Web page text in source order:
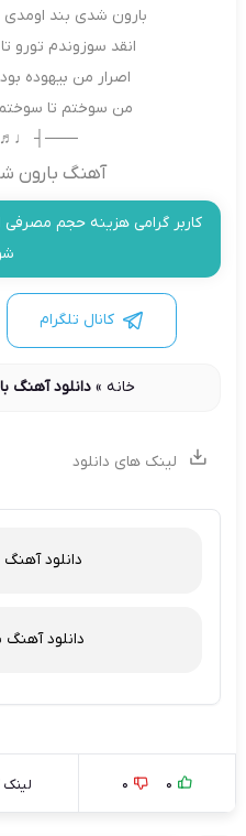
بارون شدی بند
انقد سوزوندم تورو
اصرار من بیهوده
من سوختم تا
├───
آهنگ بارون
کاربر گرامی هزینه حجم مصرفی
کانال تلگرام
خانه »دانلود آهنگ
لینک های دانلود
دانلود آهنگ
دانلود آهنگ
0
0 لینک